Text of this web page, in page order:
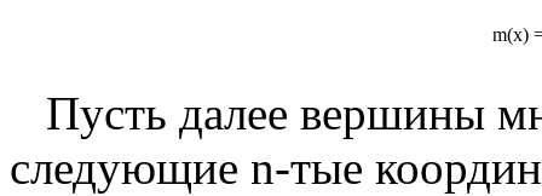
m(x)
Пусть далее вершины
следующие n-тые